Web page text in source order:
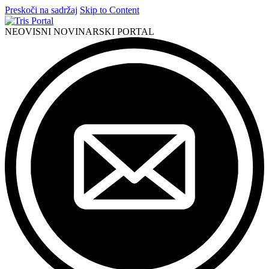
Preskoči na sadržaj Skip to Content
NEOVISNI NOVINARSKI PORTAL